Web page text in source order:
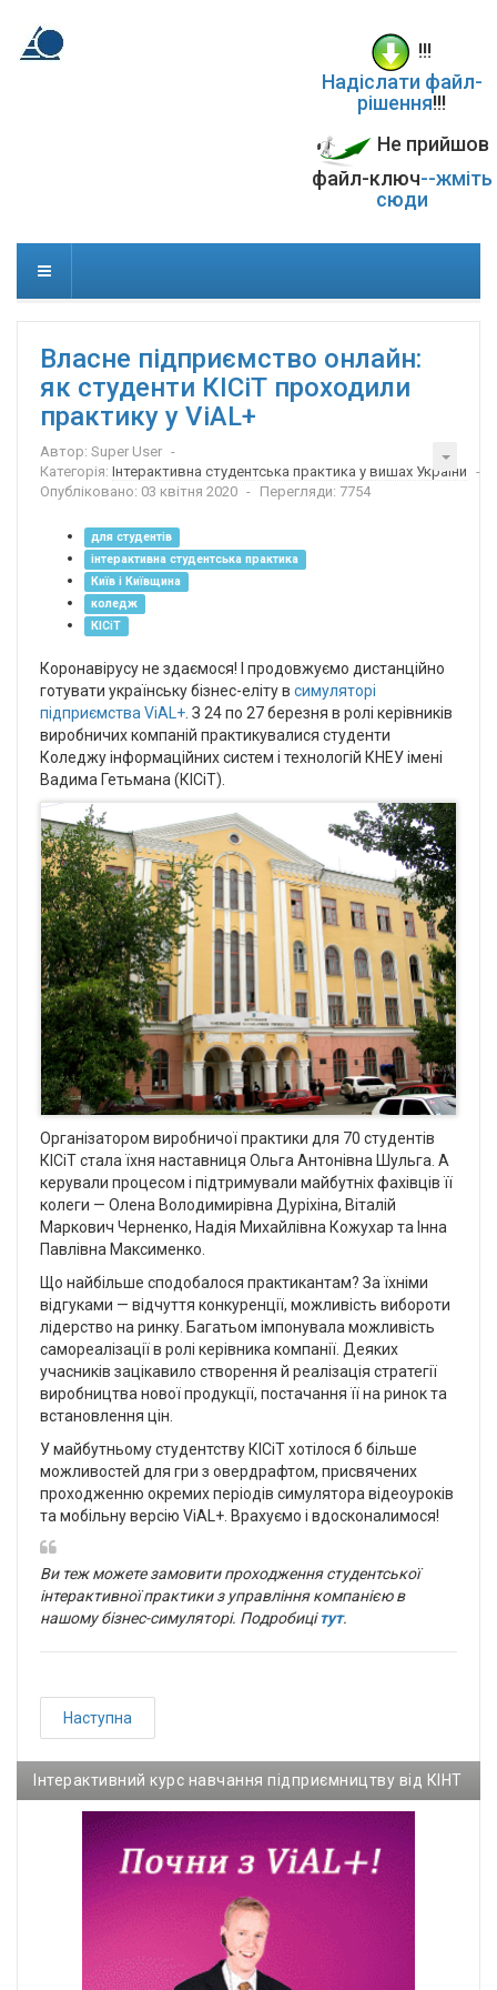
!!!
Надіслати файл-
рішення!!!
Не прийшов
файл-ключ--жміть
сюди
Власне підприємство онлайн:
як студенти КІСіТ проходили
практику у ViAL+
Автор: Super User
Категорія: Інтерактивна студентська практика у вишах України
Опубліковано: 03 квітня 2020
Перегляди: 7754
для студентів
інтерактивна студентська практика
Київ і Київщина
коледж
КІСіТ
Коронавірусу не здаємося! І продовжуємо дистанційно
готувати українську бізнес-еліту в симуляторі
підприємства ViAL+ . З 24 по 27 березня в ролі керівників
виробничих компаній практикувалися студенти
Коледжу інформаційних систем і технологій КНЕУ імені
Вадима Гетьмана (КІСіТ).
Організатором виробничої практики для 70 студентів
КІСіТ стала їхня наставниця Ольга Антонівна Шульга. А
керували процесом і підтримували майбутніх фахівців її
колеги — Олена Володимирівна Дуріхіна, Віталій
Маркович Черненко, Надія Михайлівна Кожухар та Інна
Павлівна Максименко.
Що найбільше сподобалося практикантам? За їхніми
відгуками — відчуття конкуренції, можливість вибороти
лідерство на ринку. Багатьом імпонувала можливість
самореалізації в ролі керівника компанії. Деяких
учасників зацікавило створення й реалізація стратегії
виробництва нової продукції, постачання її на ринок та
встановлення цін.
У майбутньому студентству КІСіТ хотілося б більше
можливостей для гри з овердрафтом, присвячених
проходженню окремих періодів симулятора відеоуроків
та мобільну версію ViAL+. Врахуємо і вдосконалимося!
Ви теж можете замовити проходження студентської
інтерактивної практики з управління компанією в
нашому бізнес-симуляторі. Подробицітут.
Наступна
Інтерактивний курс навчання підприємництву від КІНТ